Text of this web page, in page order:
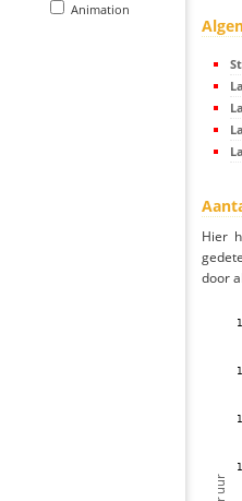
Animation
Hier
door